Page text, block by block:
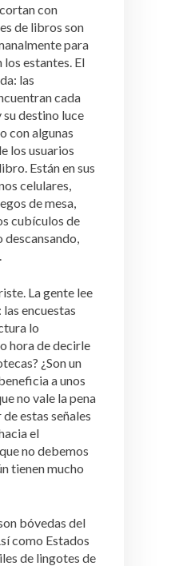
con
de libros son
para
los estantes. El
las
cada
su destino luce
con algunas
los usuarios
Están en sus
celulares,
de mesa,
cubículos de
descansando,
La gente lee
encuestas
lo
hora de decirle
¿Son un
a unos
no vale la pena
estas señales
el
no debemos
tienen mucho
bóvedas del
como Estados
de lingotes de